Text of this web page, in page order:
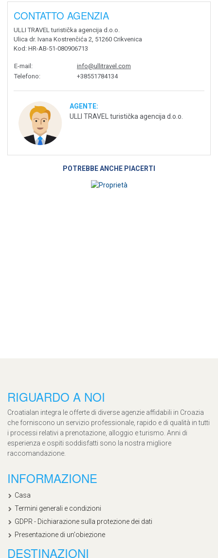
CONTATTO AGENZIA
ULLI TRAVEL turistička agencija d.o.o.
Ulica dr. Ivana Kostrenčića 2, 51260 Crikvenica
Kod : HR-AB-51-080906713
E-mail :
info@ullitravel.com
Telefono: +38551784134
AGENTE:
ULLI TRAVEL turistička agencija d.o.o.
POTREBBE ANCHE PIACERTI
RIGUARDO A NOI
Croatialan integra le offerte di diverse agenzie affidabili in Croazia
che forniscono un servizio professionale, rapido e di qualità in tutti
i processi relativi a prenotazione, alloggio e turismo. Anni di
esperienza e ospiti soddisfatti sono la nostra migliore
raccomandazione.
INFORMAZIONE
Casa
Termini generali e condizioni
GDPR - Dichiarazione sulla protezione dei dati
Presentazione di un'obiezione
DESTINAZIONI